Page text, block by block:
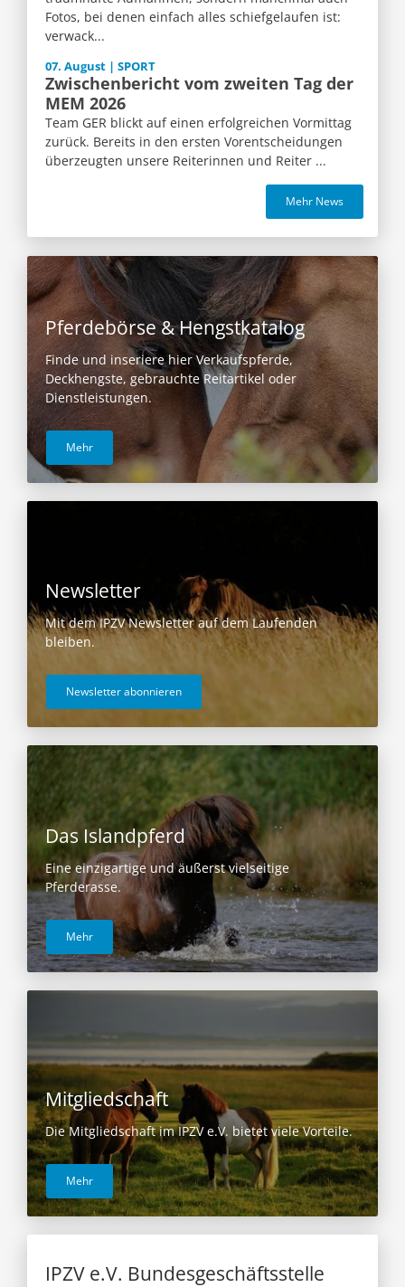
Fotos, bei denen einfach alles schiefgelaufen ist:
verwack...
07. August | SPORT
Zwischenbericht vom zweiten Tag der
MEM 2026
Team GER blickt auf einen erfolgreichen Vormittag
zurück. Bereits in den ersten Vorentscheidungen
überzeugten unsere Reiterinnen und Reiter ...
Mehr News
Pferdebörse & Hengstkatalog
Finde und inseriere hier Verkaufspferde,
Deckhengste, gebrauchte Reitartikel oder
Dienstleistungen.
Mehr
Newsletter
Mit dem IPZV Newsletter auf dem Laufenden
bleiben.
Newsletter abonnieren
Das Islandpferd
Eine einzigartige und äußerst vielseitige
Pferderasse.
Mehr
Mitgliedschaft
Die Mitgliedschaft im IPZV e.V. bietet viele Vorteile.
Mehr
IPZV e.V. Bundesgeschäftsstelle